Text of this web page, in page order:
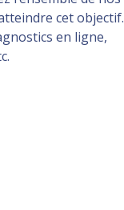
cet objectif.
en ligne,